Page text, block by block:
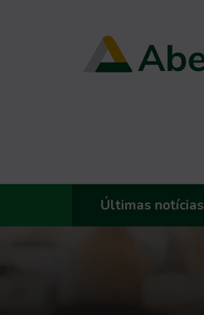
Últimas notícias